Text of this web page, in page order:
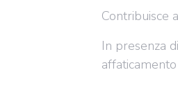
Contribuisce
In presenza